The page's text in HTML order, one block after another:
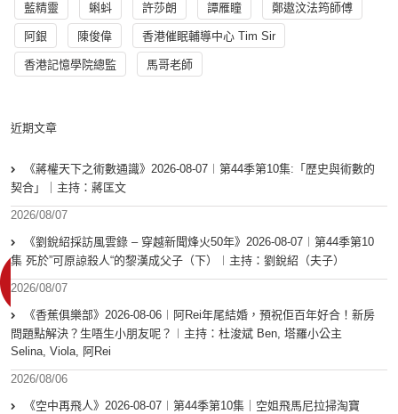
藍精靈 蝌蚪 許莎朗 譚雁瞳 鄭遨汶法筠師傅
阿銀 陳俊偉 香港催眠輔導中心 Tim Sir
香港記憶學院總監 馬哥老師
近期文章
《蔣權天下之術數通識》2026-08-07︱第44季第10集:「歴史與術數的
契合」｜主持：蔣匡文
2026/08/07
《劉銳紹採訪風雲錄 – 穿越新聞烽火50年》2026-08-07︱第44季第10
集 死於”可原諒殺人“的黎漢成父子（下）︱主持：劉銳紹（夫子）
2026/08/07
《香蕉俱樂部》2026-08-06︱阿Rei年尾結婚，預祝佢百年好合！新房
問題點解決？生唔生小朋友呢？︱主持：杜浚斌 Ben, 塔羅小公主
Selina, Viola, 阿Rei
2026/08/06
《空中再飛人》2026-08-07︱第44季第10集｜空姐飛馬尼拉掃淘寶